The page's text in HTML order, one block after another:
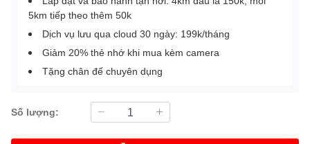
5km tiếp theo thêm 50k
Dịch vụ lưu qua cloud 30 ngày: 199k/tháng
Giảm 20% thẻ nhớ khi mua kèm camera
Tặng chân đế chuyên dụng
Số lượng: